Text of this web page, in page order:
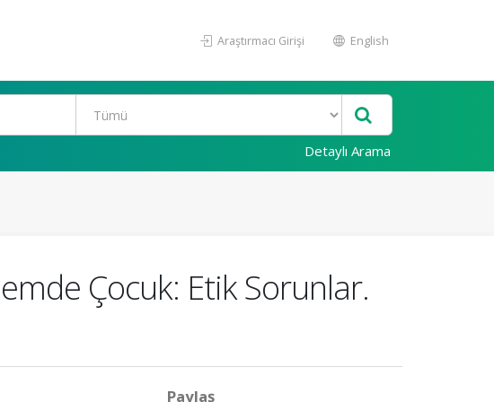
Araştırmacı Girişi English
Detaylı Arama
Çocuk: Etik Sorunlar.
Paylaş